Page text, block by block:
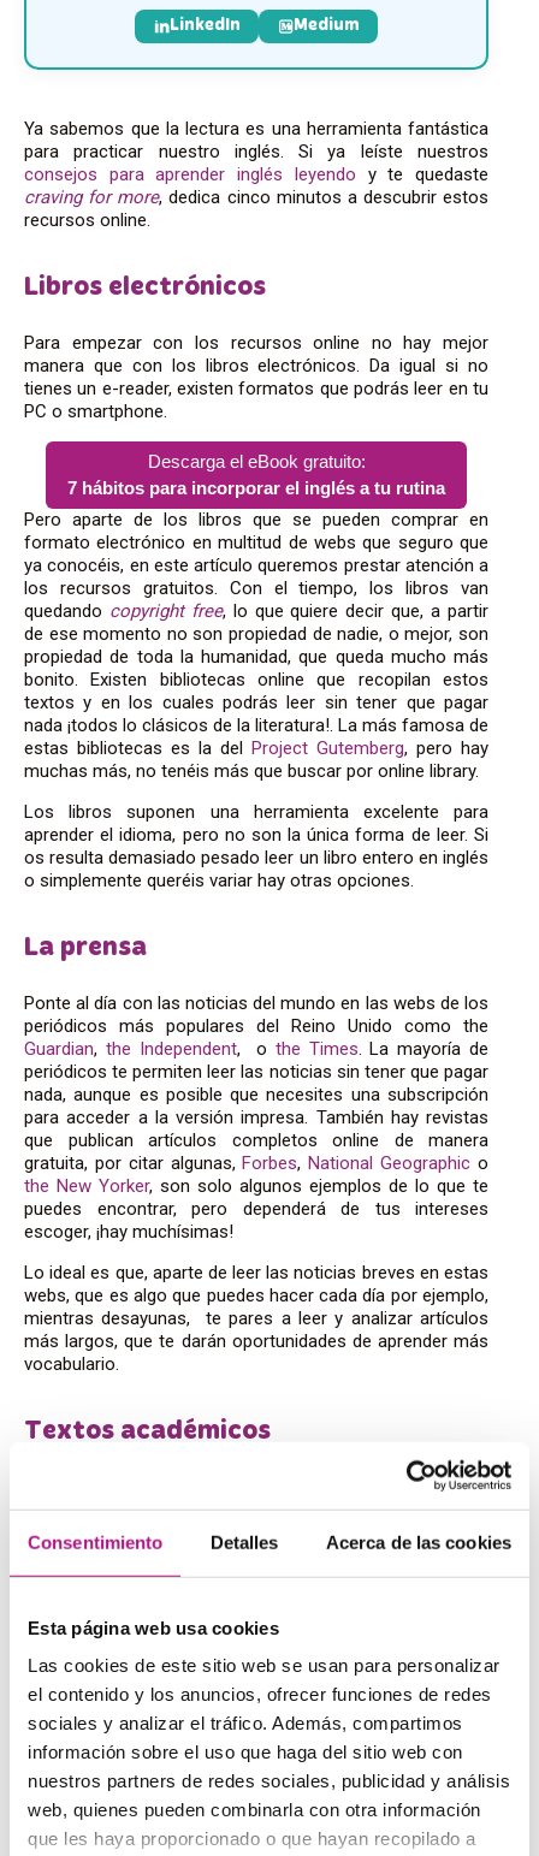
Consentimiento Detalles Acerca de las cookies
Esta página web usa cookies
Las cookies de este sitio web se usan para personalizar
el contenido y los anuncios, ofrecer funciones de redes
sociales y analizar el tráfico. Además, compartimos
información sobre el uso que haga del sitio web con
nuestros partners de redes sociales, publicidad y análisis
web, quienes pueden combinarla con otra información
que les haya proporcionado o que hayan recopilado a
LinkedIn Medium
Ya sabemos que la lectura es una herramienta fantástica
para practicar nuestro inglés. Si ya leíste nuestros
consejos para aprender inglés leyendo y te quedaste
craving for more, dedica cinco minutos a descubrir estos
recursos online.
Libros electrónicos
Para empezar con los recursos online no hay mejor
manera que con los libros electrónicos. Da igual si no
tienes un e-reader, existen formatos que podrás leer en tu
PC o smartphone.
Descarga el eBook gratuito:
7 hábitos para incorporar el inglés a tu rutina
Pero aparte de los libros que se pueden comprar en
formato electrónico en multitud de webs que seguro que
ya conocéis, en este artículo queremos prestar atención a
los recursos gratuitos. Con el tiempo, los libros van
quedando copyright free, lo que quiere decir que, a partir
de ese momento no son propiedad de nadie, o mejor, son
propiedad de toda la humanidad, que queda mucho más
bonito. Existen bibliotecas online que recopilan estos
textos y en los cuales podrás leer sin tener que pagar
nada ¡todos lo clásicos de la literatura!. La más famosa de
estas bibliotecas es la del Project Gutemberg, pero hay
muchas más, no tenéis más que buscar por online library.
Los libros suponen una herramienta excelente para
aprender el idioma, pero no son la única forma de leer. Si
os resulta demasiado pesado leer un libro entero en inglés
o simplemente queréis variar hay otras opciones.
La prensa
Ponte al día con las noticias del mundo en las webs de los
periódicos más populares del Reino Unido como the
Guardian, the Independent, o the Times . La mayoría de
periódicos te permiten leer las noticias sin tener que pagar
nada, aunque es posible que necesites una subscripción
para acceder a la versión impresa. También hay revistas
que publican artículos completos online de manera
gratuita, por citar algunas,Forbes,National Geographic o
the New Yorker, son solo algunos ejemplos de lo que te
puedes encontrar, pero dependerá de tus intereses
escoger, ¡hay muchísimas!
Lo ideal es que, aparte de leer las noticias breves en estas
webs, que es algo que puedes hacer cada día por ejemplo,
mientras desayunas, te pares a leer y analizar artículos
más largos, que te darán oportunidades de aprender más
vocabulario.
Textos académicos
Aquí ya nos ponemos un poco serios, pero sin duda te
será de gran utilidad leer artículos y páginas
especializadas en tu sector. La opción de búsqueda de
google scholar, te permite bucear en artículos
académicos de todos los sectores y de todo el mundo. Es
específico.
Blogs
Está claro, si tienes aficiones, búscate blogs en inglés en
los que puedas leer sobre ellas. A diferencia de con la
prensa, aquí debes de tener cuidado, ya que si los que
escriben son aficionado, no es seguro que lo hagan bien.
No obstante, hay blogs que, sin ser profesionales, están